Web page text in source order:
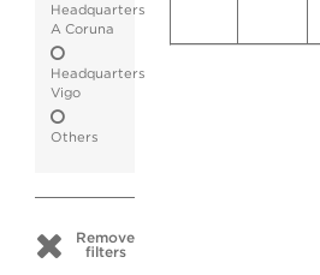
Headquarters
A Coruna
Headquarters
Vigo
Others
Remove
filters